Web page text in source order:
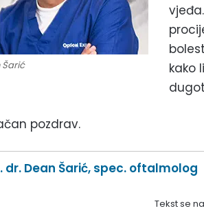
Šarić
kako
pozdrav.
dr. Dean Šarić, spec. oftalmolog
Tekst se